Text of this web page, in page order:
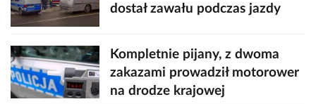
dostał zawału podczas jazdy
Kompletnie pijany, z dwoma
zakazami prowadził motorower
na drodze krajowej